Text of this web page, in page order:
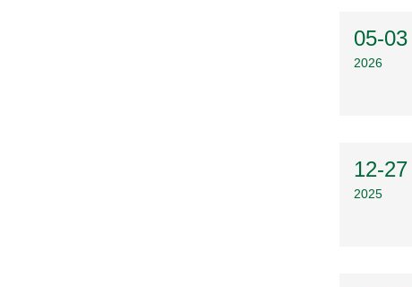
05-03
2026
12-27
2025